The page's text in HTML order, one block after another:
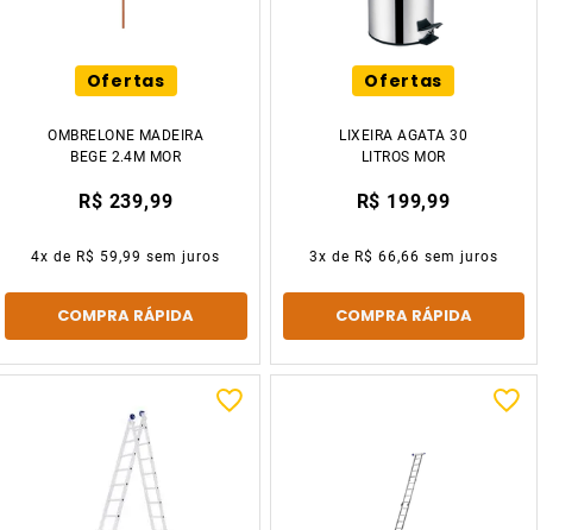
Ofertas
OMBRELONE MADEIRA
BEGE 2.4M MOR
R$ 239,99
4x de R$ 59,99 sem juros
COMPRA RÁPIDA
Ofertas
LIXEIRA AGATA 30
LITROS MOR
R$ 199,99
3x de R$ 66,66 sem juros
COMPRA RÁPIDA